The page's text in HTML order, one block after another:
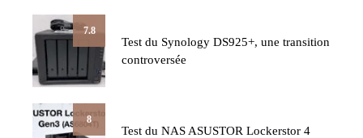
7.8
Test du Synology DS925+, une transition
controversée
8
Test du NAS ASUSTOR Lockerstor 4